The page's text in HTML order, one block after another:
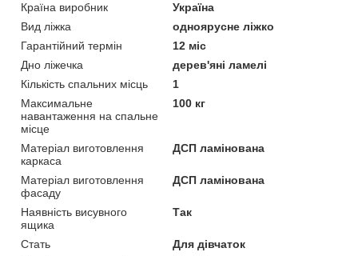
Країна виробник
Україна
Вид ліжка
одноярусне ліжко
Гарантійний термін
12 міс
Дно ліжечка
дерев'яні ламелі
Кількість спальних місць
1
Максимальне
навантаження на спальне
місце
100 кг
Матеріал виготовлення
каркаса
ДСП ламінована
Матеріал виготовлення
фасаду
ДСП ламінована
Наявність висувного
ящика
Так
Стать
Для дівчаток